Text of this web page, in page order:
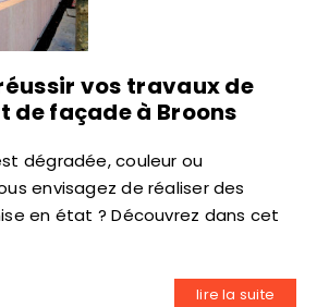
vos travaux de
de façade à Broons
dégradée, couleur ou
envisagez de réaliser des
en état ? Découvrez dans cet
lire la suite